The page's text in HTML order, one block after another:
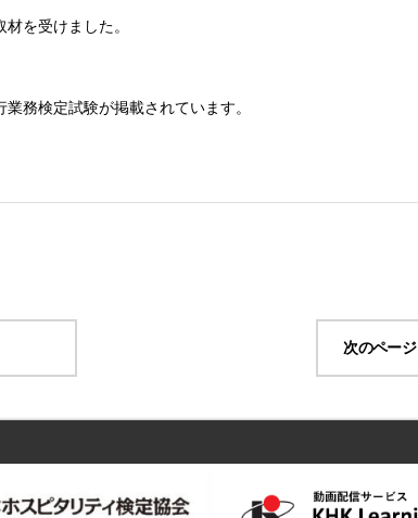
を受けました。
務検定試験が掲載されています。
次のページ